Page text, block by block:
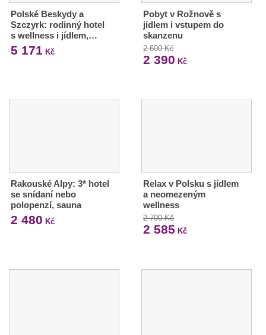
Polské Beskydy a
Szczyrk: rodinný hotel
s wellness i jídlem,…
5 171 Kč
Pobyt v Rožnově s
jídlem i vstupem do
skanzenu
2 600 Kč
2 390 Kč
Rakouské Alpy: 3* hotel
se snídaní nebo
polopenzí, sauna
2 480 Kč
Relax v Polsku s jídlem
a neomezeným
wellness
2 700 Kč
2 585 Kč